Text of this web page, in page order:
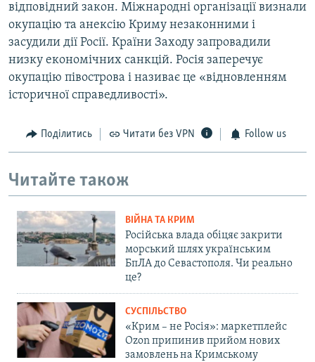
відповідний закон. Міжнародні організації визнали
окупацію та анексію Криму незаконними і
засудили дії Росії. Країни Заходу запровадили
низку економічних санкцій. Росія заперечує
окупацію півострова і називає це «відновленням
історичної справедливості».
Поділитись Читати без VPN Follow us
Читайте також
ВІЙНА ТА КРИМ
Російська влада обіцяє закрити
морський шлях українським
БпЛА до Севастополя. Чи реально
це?
СУСПІЛЬСТВО
«Крим – не Росія»: маркетплейс
Ozon припинив прийом нових
замовлень на Кримському